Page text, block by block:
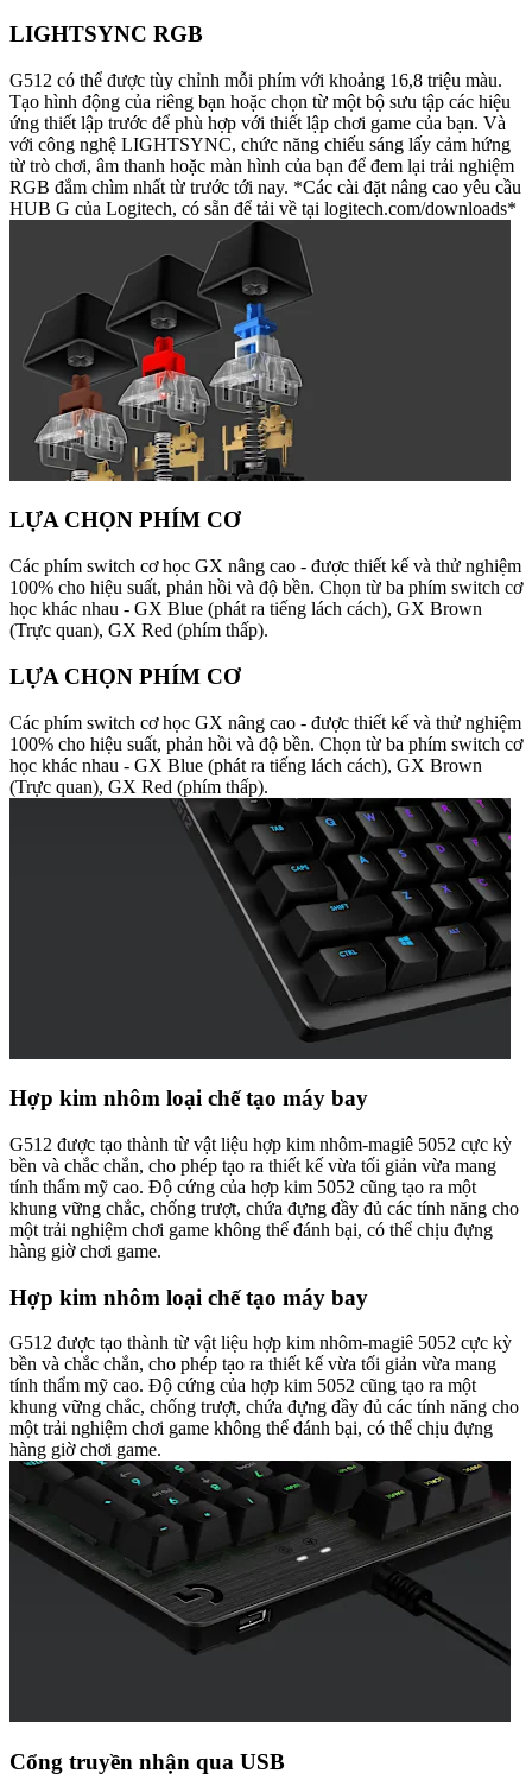
LIGHTSYNC RGB
G512 có thể được tùy chỉnh mỗi phím với khoảng 16,8 triệu màu.
Tạo hình động của riêng bạn hoặc chọn từ một bộ sưu tập các hiệu
ứng thiết lập trước để phù hợp với thiết lập chơi game của bạn. Và
với công nghệ LIGHTSYNC, chức năng chiếu sáng lấy cảm hứng
từ trò chơi, âm thanh hoặc màn hình của bạn để đem lại trải nghiệm
RGB đắm chìm nhất từ trước tới nay. *Các cài đặt nâng cao yêu cầu
HUB G của Logitech, có sẵn để tải về tại logitech.com/downloads*
LỰA CHỌN PHÍM CƠ
Các phím switch cơ học GX nâng cao - được thiết kế và thử nghiệm
100% cho hiệu suất, phản hồi và độ bền. Chọn từ ba phím switch cơ
học khác nhau - GX Blue (phát ra tiếng lách cách), GX Brown
(Trực quan), GX Red (phím thấp).
LỰA CHỌN PHÍM CƠ
Các phím switch cơ học GX nâng cao - được thiết kế và thử nghiệm
100% cho hiệu suất, phản hồi và độ bền. Chọn từ ba phím switch cơ
học khác nhau - GX Blue (phát ra tiếng lách cách), GX Brown
(Trực quan), GX Red (phím thấp).
Hợp kim nhôm loại chế tạo máy bay
G512 được tạo thành từ vật liệu hợp kim nhôm-magiê 5052 cực kỳ
bền và chắc chắn, cho phép tạo ra thiết kế vừa tối giản vừa mang
tính thẩm mỹ cao. Độ cứng của hợp kim 5052 cũng tạo ra một
khung vững chắc, chống trượt, chứa đựng đầy đủ các tính năng cho
một trải nghiệm chơi game không thể đánh bại, có thể chịu đựng
hàng giờ chơi game.
Hợp kim nhôm loại chế tạo máy bay
G512 được tạo thành từ vật liệu hợp kim nhôm-magiê 5052 cực kỳ
bền và chắc chắn, cho phép tạo ra thiết kế vừa tối giản vừa mang
tính thẩm mỹ cao. Độ cứng của hợp kim 5052 cũng tạo ra một
khung vững chắc, chống trượt, chứa đựng đầy đủ các tính năng cho
một trải nghiệm chơi game không thể đánh bại, có thể chịu đựng
hàng giờ chơi game.
Cổng truyền nhận qua USB